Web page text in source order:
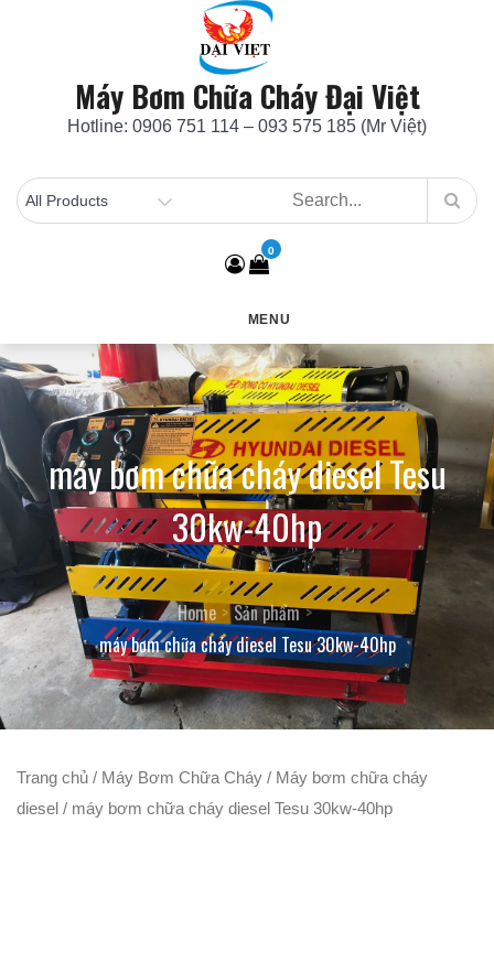
Máy Bơm Chữa Cháy Đại Việt
Hotline: 0906 751 114 – 093 575 185 (Mr Việt)
0
MENU
máy bơm chữa cháy diesel Tesu
30kw-40hp
Home
Sản phẩm
máy bơm chữa cháy diesel Tesu 30kw-40hp
Trang chủ / Máy Bơm Chữa Cháy / Máy bơm chữa cháy
diesel / máy bơm chữa cháy diesel Tesu 30kw-40hp